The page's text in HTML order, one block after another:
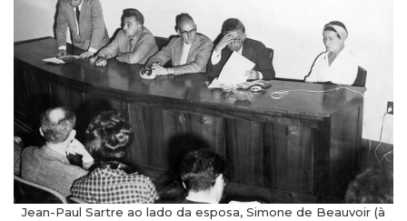
Jean-Paul Sartre ao lado da esposa, Simone de Beauvoir (à